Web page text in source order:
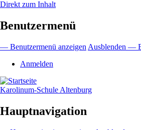
Direkt zum Inhalt
Benutzermenü
— Benutzermenü anzeigen Ausblenden —
Anmelden
Karolinum-Schule Altenburg
Hauptnavigation